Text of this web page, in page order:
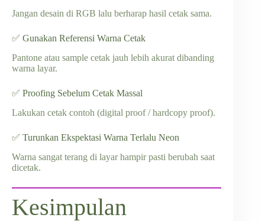
Jangan desain di RGB lalu berharap hasil cetak sama.
✅ Gunakan Referensi Warna Cetak
Pantone atau sample cetak jauh lebih akurat dibanding
warna layar.
✅ Proofing Sebelum Cetak Massal
Lakukan cetak contoh (digital proof / hardcopy proof).
✅ Turunkan Ekspektasi Warna Terlalu Neon
Warna sangat terang di layar hampir pasti berubah saat
dicetak.
Kesimpulan